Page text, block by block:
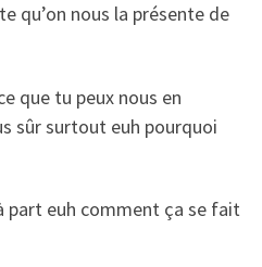
qu’on nous la présente de
que tu peux nous en
sûr surtout euh pourquoi
part euh comment ça se fait